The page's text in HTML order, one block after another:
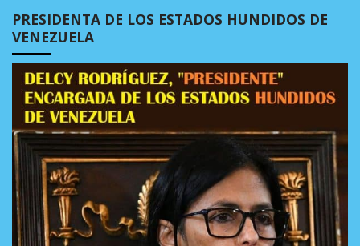
PRESIDENTA DE LOS ESTADOS HUNDIDOS DE
VENEZUELA